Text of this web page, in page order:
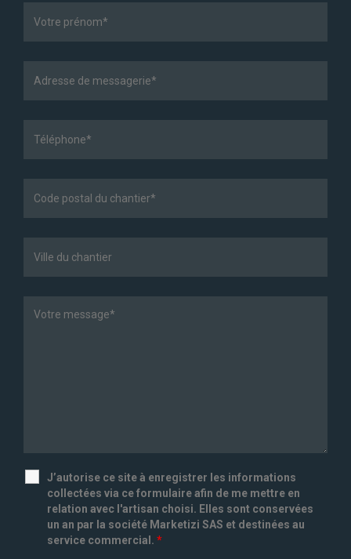
J’autorise ce site à enregistrer les informations
collectées via ce formulaire afin de me mettre en
relation avec l'artisan choisi. Elles sont conservées
un an par la société Marketizi SAS et destinées au
service commercial. *